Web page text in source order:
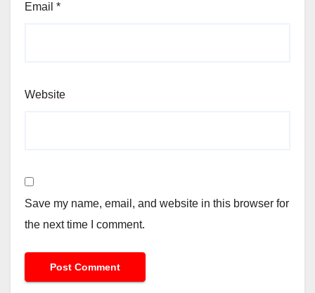
Email *
Website
Save my name, email, and website in this browser for
the next time I comment.